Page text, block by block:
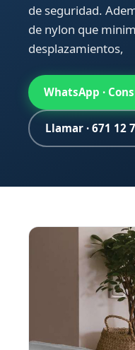
de seguridad.
de nylon que
desplazamientos,
WhatsApp ·
Llamar · 671 12